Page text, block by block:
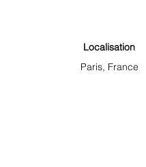
Localisation
Paris, France